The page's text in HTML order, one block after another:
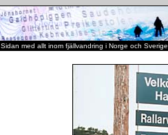
Sidan med allt inom fjällvandring i Norge och Sverige